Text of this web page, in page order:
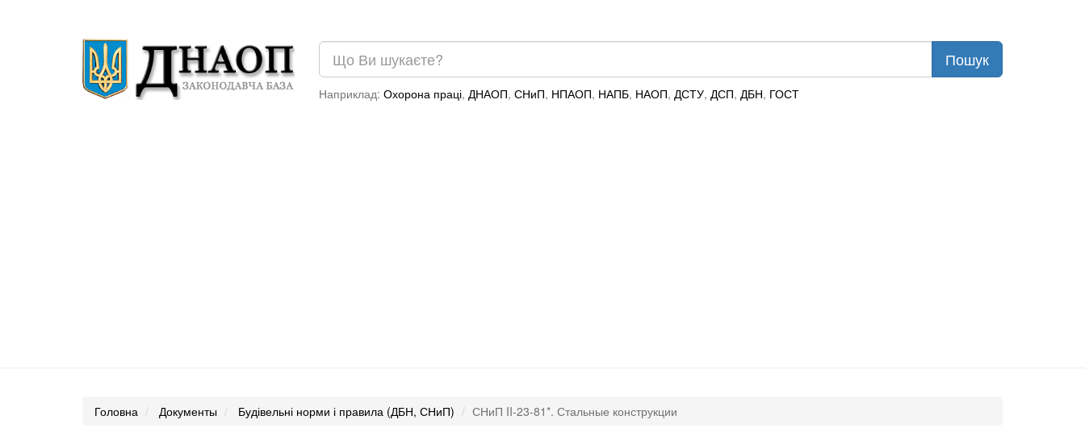
Наприклад: Охорона праці, ДНАОП, СНиП, НПАОП, НАПБ, НАОП, ДСТУ, ДСП, ДБН, ГОСТ
Головна Документы Будівельні норми і правила (ДБН, СНиП) СНиП II-23-81*. Стальные конструкции